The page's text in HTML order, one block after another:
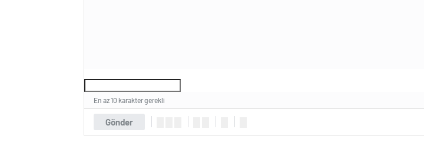
Gönder
En az 10 karakter gerekli